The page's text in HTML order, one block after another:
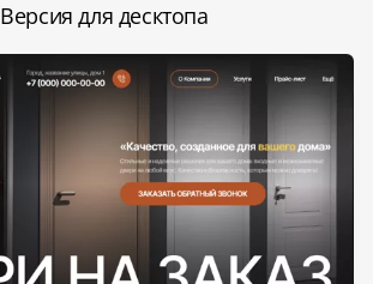
Версия для десктопа